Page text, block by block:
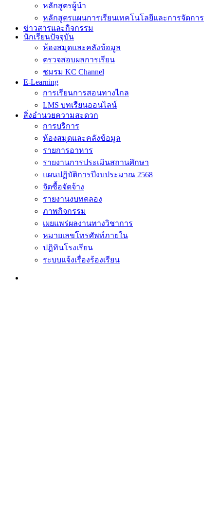
หลักสูตรผู้นำ
หลักสูตรแผนการเรียนเทคโนโลยีและการจัดการ
ข่าวสารและกิจกรรม
นักเรียนปัจจุบัน
ห้องสมุดและคลังข้อมูล
ตรวจสอบผลการเรียน
ชมรม KC Channel
E-Learning
การเรียนการสอนทางไกล
LMS บทเรียนออนไลน์
สิ่งอำนวยความสะดวก
การบริการ
ห้องสมุดและคลังข้อมูล
รายการอาหาร
รายงานการประเมินสถานศึกษา
แผนปฏิบัติการปีงบประมาณ 2568
จัดซื้อจัดจ้าง
รายงานงบทดลอง
ภาพกิจกรรม
เผยแพร่ผลงานทางวิชาการ
หมายเลขโทรศัพท์ภายใน
ปฎิทินโรงเรียน
ระบบแจ้งเรื่องร้องเรียน